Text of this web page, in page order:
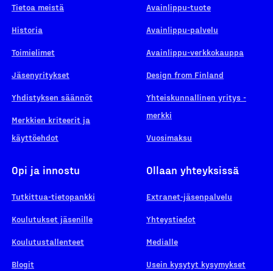
Tietoa meistä
Historia
Toimielimet
Jäsenyritykset
Yhdistyksen säännöt
Merkkien kriteerit ja
käyttöehdot
Avainlippu-tuote
Avainlippu-palvelu
Avainlippu-verkkokauppa
Design from Finland
Yhteiskunnallinen yritys -
merkki
Vuosimaksu
Opi ja innostu
Tutkittua-tietopankki
Koulutukset jäsenille
Koulutustallenteet
Blogit
Ollaan yhteyksissä
Extranet-jäsenpalvelu
Yhteystiedot
Medialle
Usein kysytyt kysymykset